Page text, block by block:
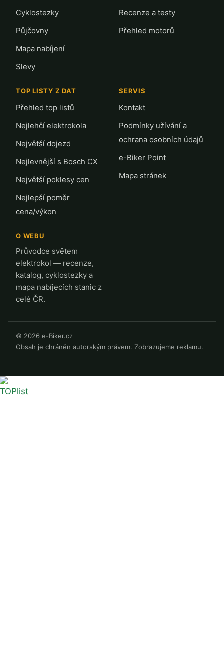
Cyklostezky
Půjčovny
Mapa nabíjení
Slevy
Recenze a testy
Přehled motorů
TOP LISTY Z DAT
Přehled top listů
Nejlehčí elektrokola
Největší dojezd
Nejlevnější s Bosch CX
Největší poklesy cen
Nejlepší poměr
cena/výkon
SERVIS
Kontakt
Podmínky užívání a
ochrana osobních údajů
e-Biker Point
Mapa stránek
O WEBU
Průvodce světem
elektrokol — recenze,
katalog, cyklostezky a
mapa nabíjecích stanic z
celé ČR.
© 2026 e-Biker.cz
Obsah je chráněn autorským právem. Zobrazujeme reklamu.